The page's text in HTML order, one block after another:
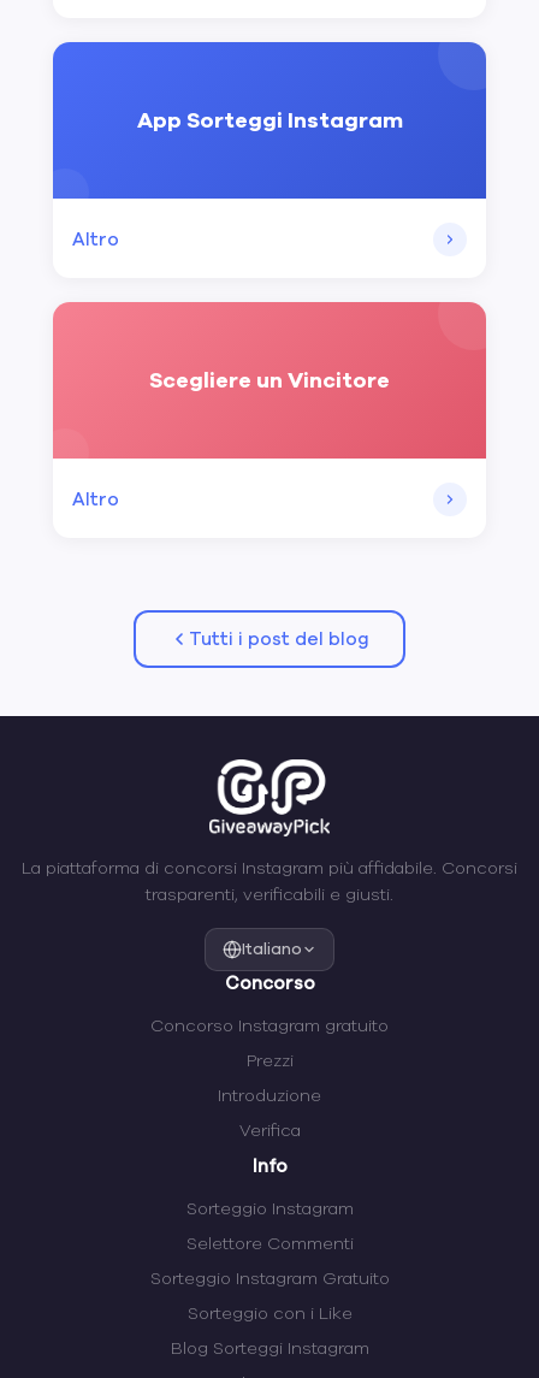
App Sorteggi Instagram
Altro
Scegliere un Vincitore
Altro
Tutti i post del blog
La piattaforma di concorsi Instagram più affidabile. Concorsi
trasparenti, verificabili e giusti.
Italiano
Concorso
Concorso Instagram gratuito
Prezzi
Introduzione
Verifica
Info
Sorteggio Instagram
Selettore Commenti
Sorteggio Instagram Gratuito
Sorteggio con i Like
Blog Sorteggi Instagram